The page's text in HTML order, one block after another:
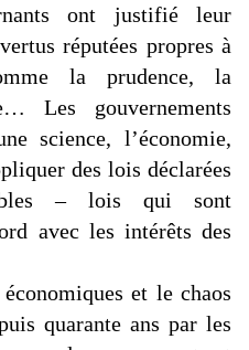
ont justifié leur
réputées propres à
la prudence, la
Les gouvernements
science, l’économie,
des lois déclarées
– lois qui sont
avec les intérêts des
et le chaos
quarante ans par les